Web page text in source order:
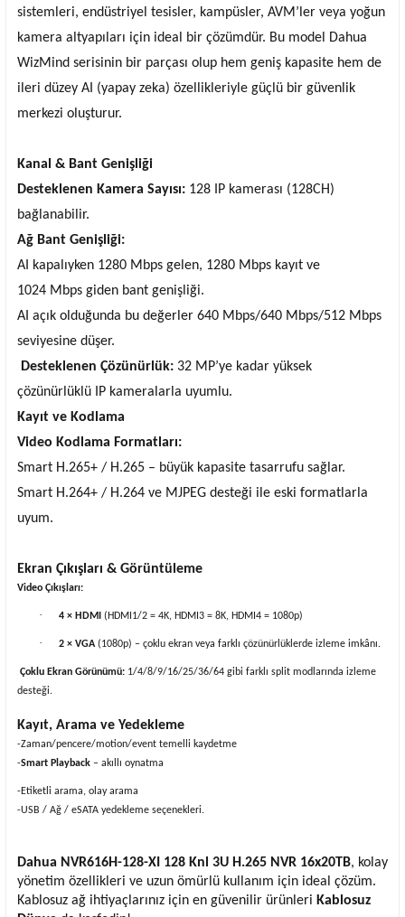
sistemleri, endüstriyel tesisler, kampüsler, AVM’ler veya yoğun
kamera altyapıları için ideal bir çözümdür. Bu model
Dahua
WizMind serisinin bir parçası olup hem geniş kapasite hem de
ileri düzey AI (yapay zeka) özellikleriyle güçlü bir güvenlik
merkezi oluşturur.
Kanal & Bant Genişliği
Desteklenen Kamera Sayısı: 128 IP kamerası (128CH)
bağlanabilir.
Ağ Bant Genişliği:
AI kapalıyken 1280 Mbps gelen, 1280 Mbps kayıt ve
1024 Mbps giden bant genişliği.
AI açık olduğunda bu değerler 640 Mbps/640 Mbps/512 Mbps
seviyesine düşer.
Desteklenen Çözünürlük: 32 MP’ye kadar yüksek
çözünürlüklü IP kameralarla uyumlu.
Kayıt ve Kodlama
Video Kodlama Formatları:
Smart H.265+ / H.265 – büyük kapasite tasarrufu sağlar.
Smart H.264+ / H.264 ve MJPEG desteği ile eski formatlarla
uyum.
Ekran Çıkışları & Görüntüleme
Video Çıkışları:
· 4 × HDMI (HDMI1/2 = 4K, HDMI3 = 8K, HDMI4 = 1080p)
· 2 × VGA (1080p) – çoklu ekran veya farklı çözünürlüklerde izleme imkânı.
Çoklu Ekran Görünümü: 1/4/8/9/16/25/36/64 gibi farklı split modlarında izleme
desteği.
Kayıt, Arama ve Yedekleme
-Zaman/pencere/motion/event temelli kaydetme
-Smart Playback – akıllı oynatma
-Etiketli arama, olay arama
-USB / Ağ / eSATA yedekleme seçenekleri.
Dahua NVR616H-128-XI 128 Knl 3U H.265 NVR 16x20TB, kolay
yönetim özellikleri ve uzun ömürlü kullanım için ideal çözüm.
Kablosuz ağ ihtiyaçlarınız için en güvenilir ürünleri Kablosuz